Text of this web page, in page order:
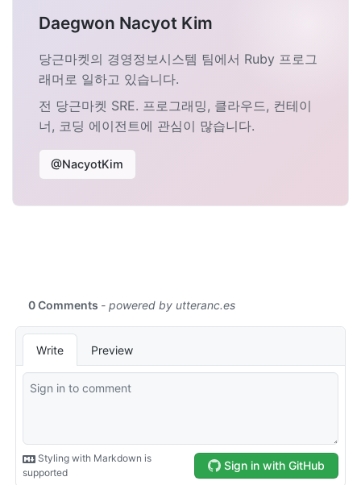
Daegwon Nacyot Kim
당근마켓의 경영정보시스템 팀에서 Ruby 프로그
래머로 일하고 있습니다.
전 당근마켓 SRE. 프로그래밍, 클라우드, 컨테이
너, 코딩 에이전트에 관심이 많습니다.
@NacyotKim